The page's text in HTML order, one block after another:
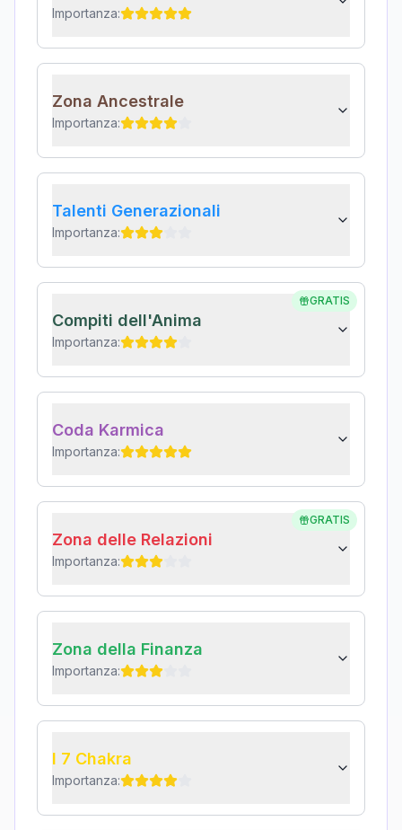
Importanza:
Zona Ancestrale
Importanza:
Talenti Generazionali
Importanza:
GRATIS
Compiti dell'Anima
Importanza:
Coda Karmica
Importanza:
GRATIS
Zona delle Relazioni
Importanza:
Zona della Finanza
Importanza:
I 7 Chakra
Importanza: